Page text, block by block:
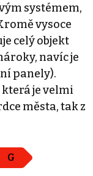
systémem,
vysoce
celý objekt
navíc je
panely).
která je velmi
města, tak z
G